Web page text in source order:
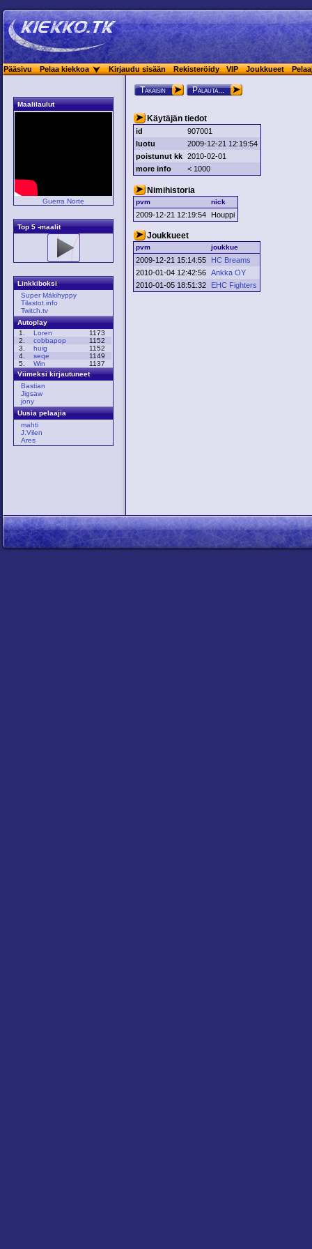
Pääsivu Pelaa kiekkoa Kirjaudu sisään Rekisteröidy VIP Joukkueet
Maalilaulut
Guerra Norte
Top 5 -maalit
Linkkiboksi
Super Mäkihyppy
Tilastot.info
Twitch.tv
Autoplay
1.
Loren
1173
2.
cobbapop
1152
3.
huig
1152
4.
seqe
1149
5.
Win
1137
Viimeksi kirjautuneet
Bastian
Jigsaw
jony
Uusia pelaajia
mahti
J.Vilen
Ares
Takaisin Palauta...
Käytäjän tiedot
id
907001
luotu
2009-12-21 12:19:54
poistunut kk 2010-02-01
more info
< 1000
Nimihistoria
pvm nick
2009-12-21 12:19:54 Houppi
Joukkueet
pvm joukkue
2009-12-21 15:14:55
HC Breams
2010-01-04 12:42:56 Ankka OY
2010-01-05 18:51:32
EHC Fighters